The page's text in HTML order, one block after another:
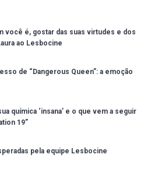
você é, gostar das suas virtudes e dos
ao Lesbocine
de “Dangerous Queen”: a emoção
química ‘insana’ e o que vem a seguir
19”
pela equipe Lesbocine